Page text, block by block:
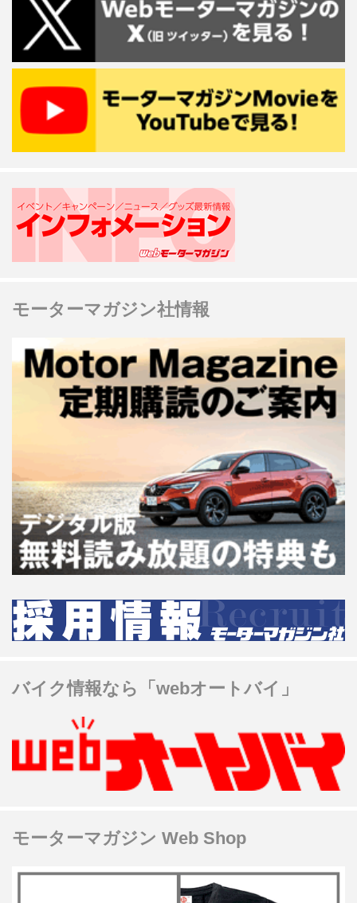
モーターマガジン社情報
バイク情報なら「webオートバイ」
モーターマガジン Web Shop